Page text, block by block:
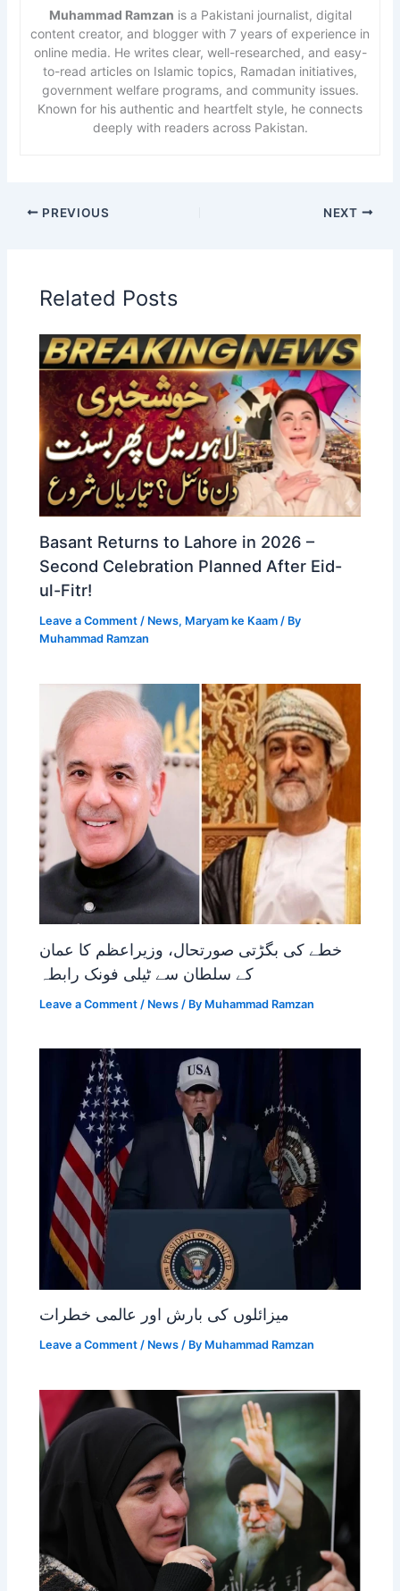
Muhammad Ramzan is a Pakistani journalist, digital
content creator, and blogger with 7 years of experience in
online media. He writes clear, well-researched, and easy-
to-read articles on Islamic topics, Ramadan initiatives,
government welfare programs, and community issues.
Known for his authentic and heartfelt style, he connects
deeply with readers across Pakistan.
PREVIOUS NEXT
Related Posts
Basant Returns to Lahore in 2026 –
Second Celebration Planned After Eid-
ul-Fitr!
Leave a Comment / News, Maryam ke Kaam / By
Muhammad Ramzan
خطے کی بگڑتی صورتحال، وزیراعظم کا عمان
کے سلطان سے ٹیلی فونک رابطہ
Leave a Comment / News / By Muhammad Ramzan
میزائلوں کی بارش اور عالمی خطرات
Leave a Comment / News / By Muhammad Ramzan